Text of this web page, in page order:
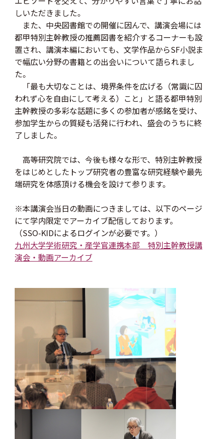
しいただきました。
また、中央図書館での開催に因んで、講演会場には
都甲特別主幹教授の推薦図書を紹介するコーナーも設
置され、講演本編においても、文学作品からSF小説ま
で幅広い分野の書籍との出会いについて語られまし
た。
「最も大切なことは、境界条件を広げる（常識に囚
われず心を自由にして考える）こと」と語る都甲特別
主幹教授の多彩な話題に多くの参加者が感銘を受け、
参加学生からの質疑も活発に行われ、盛会のうちに終
了しました。
高等研究院では、今後も様々な形で、特別主幹教授
をはじめとしたトップ研究者の豊富な研究経験や最先
端研究を体感頂ける機会を設けて参ります。
※本講演会当日の動画につきましては、以下のページ
にて学内限定でアーカイブ配信しております。
（SSO-KIDによるログインが必要です。）
九州大学学術研究・産学官連携本部 特別主幹教授講
演会・動画アーカイブ